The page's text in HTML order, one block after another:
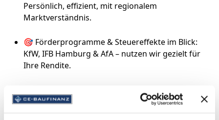
Persönlich, effizient, mit regionalem
Marktverständnis.
🎯 Förderprogramme & Steuereffekte im Blick:
KfW, IFB Hamburg & AfA – nutzen wir gezielt für
Ihre Rendite.
Besonderheiten des